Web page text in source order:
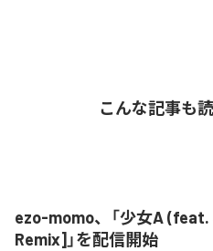
こんな記事も
ezo-momo、「少女A
Remix]」を配信開始